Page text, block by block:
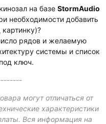
на базе StormAudio
необходимости добавить
картинку)?
рядов и желаемую
системы и список
ключ.
могут отличаться от
характеристики
Вся информация на